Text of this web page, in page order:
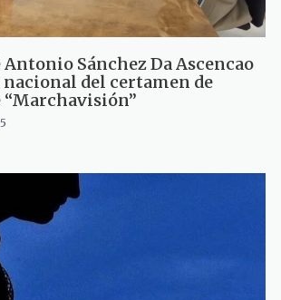
Sánchez Da Ascencao
del certamen de